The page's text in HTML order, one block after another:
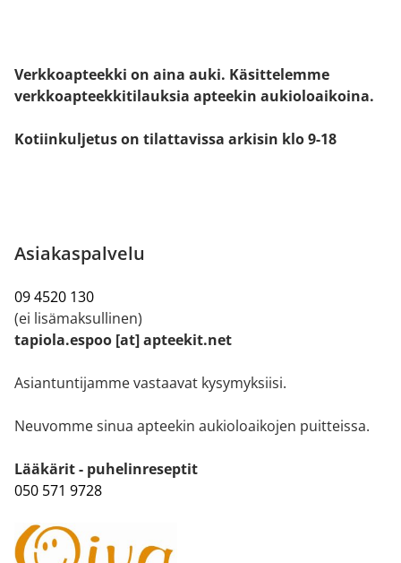
Verkkoapteekki on aina auki. Käsittelemme
verkkoapteekkitilauksia apteekin aukioloaikoina.
Kotiinkuljetus on tilattavissa arkisin klo 9-18
Asiakaspalvelu
09 4520 130
(ei lisämaksullinen)
tapiola.espoo [at] apteekit.net
Asiantuntijamme vastaavat kysymyksiisi.
Neuvomme sinua apteekin aukioloaikojen puitteissa.
Lääkärit - puhelinreseptit
050 571 9728